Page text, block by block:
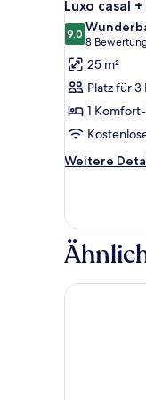
Fotos
für
Luxo
casal
+
sofa
bed
anzeigen
Luxo casal
9,09,0 von 10
8
(8
25 m²
Platz für 3
1
Weitere
Weitere
casal
+
sofa
Rota 44 Hotel